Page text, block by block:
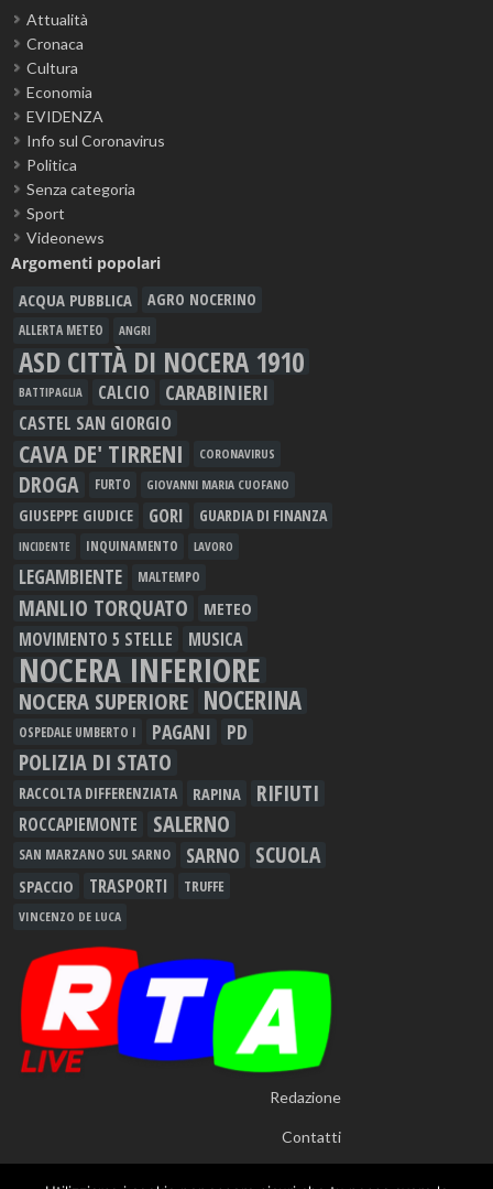
Attualità
Cronaca
Cultura
Economia
EVIDENZA
Info sul Coronavirus
Politica
Senza categoria
Sport
Videonews
Argomenti popolari
ACQUA PUBBLICA AGRO NOCERINO
ALLERTA METEO ANGRI
ASD CITTÀ DI NOCERA 1910
BATTIPAGLIA CALCIO CARABINIERI
CASTEL SAN GIORGIO
CAVA DE' TIRRENI CORONAVIRUS
DROGA FURTO GIOVANNI MARIA CUOFANO
GIUSEPPE GIUDICE GORI GUARDIA DI FINANZA
INCIDENTE INQUINAMENTO LAVORO
LEGAMBIENTE MALTEMPO
MANLIO TORQUATO METEO
MOVIMENTO 5 STELLE MUSICA
NOCERA INFERIORE
NOCERA SUPERIORE NOCERINA
OSPEDALE UMBERTO I PAGANI PD
POLIZIA DI STATO
RACCOLTA DIFFERENZIATA RAPINA RIFIUTI
ROCCAPIEMONTE SALERNO
SAN MARZANO SUL SARNO SARNO SCUOLA
SPACCIO TRASPORTI TRUFFE
VINCENZO DE LUCA
Redazione
Contatti